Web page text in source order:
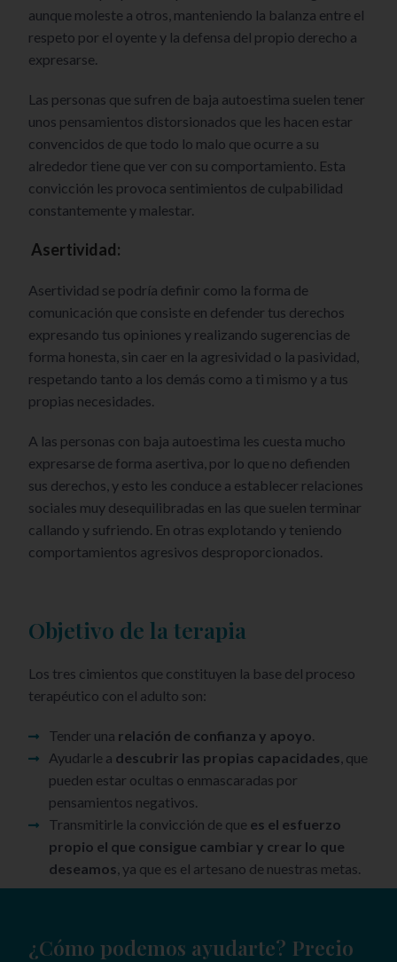
aunque moleste a otros, manteniendo la balanza entre el
respeto por el oyente y la defensa del propio derecho a
expresarse.
Las personas que sufren de baja autoestima suelen tener
unos pensamientos distorsionados que les hacen estar
convencidos de que todo lo malo que ocurre a su
alrededor tiene que ver con su comportamiento. Esta
convicción les provoca sentimientos de culpabilidad
constantemente y malestar.
Asertividad:
Asertividad se podría definir como la forma de
comunicación que consiste en defender tus derechos
expresando tus opiniones y realizando sugerencias de
forma honesta, sin caer en la agresividad o la pasividad,
respetando tanto a los demás como a ti mismo y a tus
propias necesidades.
A las personas con baja autoestima les cuesta mucho
expresarse de forma asertiva, por lo que no defienden
sus derechos, y esto les conduce a establecer relaciones
sociales muy desequilibradas en las que suelen terminar
callando y sufriendo. En otras explotando y teniendo
comportamientos agresivos desproporcionados.
Objetivo de la terapia
Los tres cimientos que constituyen la base del proceso
terapéutico con el adulto son:
Tender una relación de confianza y apoyo.
Ayudarle a descubrir las propias capacidades , que
pueden estar ocultas o enmascaradas por
pensamientos negativos.
Transmitirle la convicción de que es el esfuerzo
propio el que consigue cambiar y crear lo que
deseamos , ya que es el artesano de nuestras metas.
¿Cómo podemos ayudarte? Precio